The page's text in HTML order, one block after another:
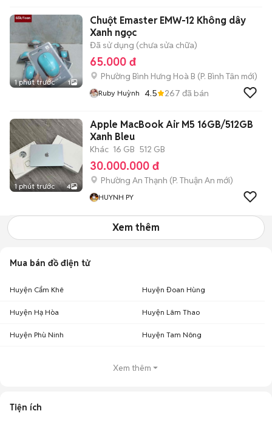
1 phút trước 1
Chuột Emaster EMW-12 Không dây
Xanh ngọc
Đã sử dụng (chưa sửa chữa)
65.000 đ
Phường Bình Hưng Hoà B (P. Bình Tân mới)
Ruby Huỳnh 4.5 267 đã bán
1 phút trước 4
Apple MacBook Air M5 16GB/512GB
Xanh Bleu
Khác 16 GB 512 GB
30.000.000 đ
Phường An Thạnh (P. Thuận An mới)
HUYNH PY
Xem thêm
Mua bán đồ điện tử
Huyện Cẩm Khê Huyện Đoan Hùng
Huyện Hạ Hòa Huyện Lâm Thao
Huyện Phù Ninh Huyện Tam Nông
Xem thêm
Tiện ích